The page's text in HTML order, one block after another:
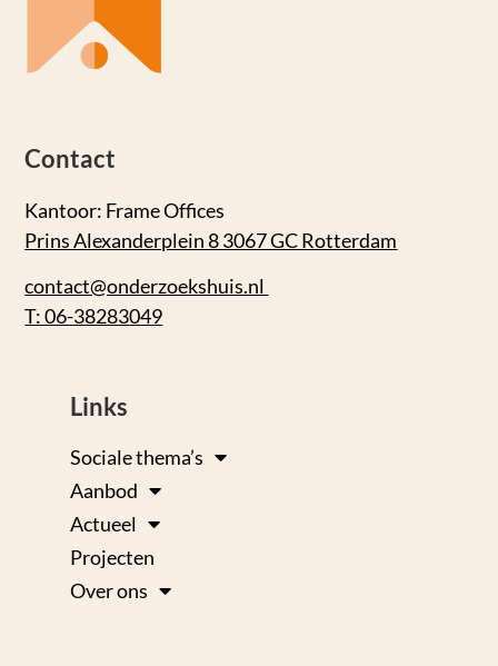
Contact
Kantoor: Frame Offices
Prins Alexanderplein 8 3067 GC Rotterdam
contact@onderzoekshuis.nl
T: 06-38283049
Links
Sociale thema’s
Aanbod
Actueel
Projecten
Over ons